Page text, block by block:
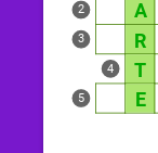
2 A
3 R
4 T
5 E